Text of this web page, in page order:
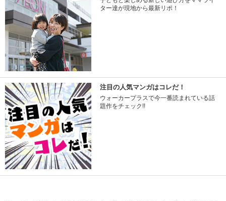
ター達が現地から最新リポ！
注目の人気マンガはコレだ！
ウォーカープラスで今一番読まれている話
題作をチェック!!